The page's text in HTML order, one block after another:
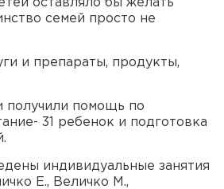
оставляло бы желать
семей просто не
и препараты, продукты,
получили помощь по
31 ребенок и подготовка
индивидуальные занятия
Е., Величко М.,